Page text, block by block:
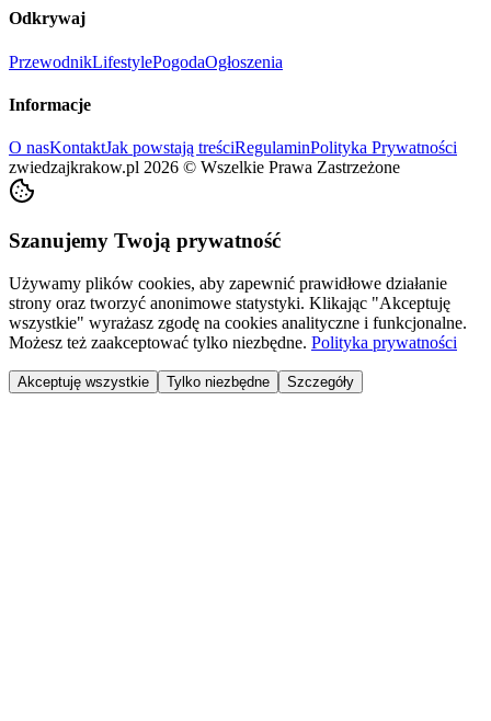
Odkrywaj
PrzewodnikLifestylePogodaOgłoszenia
Informacje
O nasKontaktJak powstają treściRegulaminPolityka Prywatności
zwiedzajkrakow.pl 2026 © Wszelkie Prawa Zastrzeżone
Szanujemy Twoją prywatność
Używamy plików cookies, aby zapewnić prawidłowe działanie
strony oraz tworzyć anonimowe statystyki. Klikając "Akceptuję
wszystkie" wyrażasz zgodę na cookies analityczne i funkcjonalne.
Możesz też zaakceptować tylko niezbędne. Polityka prywatności
Akceptuję wszystkie Tylko niezbędne Szczegóły